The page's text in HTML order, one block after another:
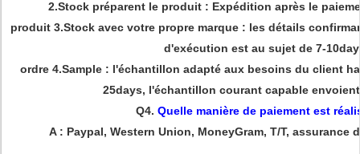
2.Stock préparent le produit : Expédition après le
produit 3.Stock avec votre propre marque : les détails
d'exécution est au sujet de 7-
ordre 4.Sample : l'échantillon adapté aux besoins du client
25days, l'échantillon courant capable
Q4. Quelle manière de paiement est
A : Paypal, Western Union, MoneyGram, T/T, assurance